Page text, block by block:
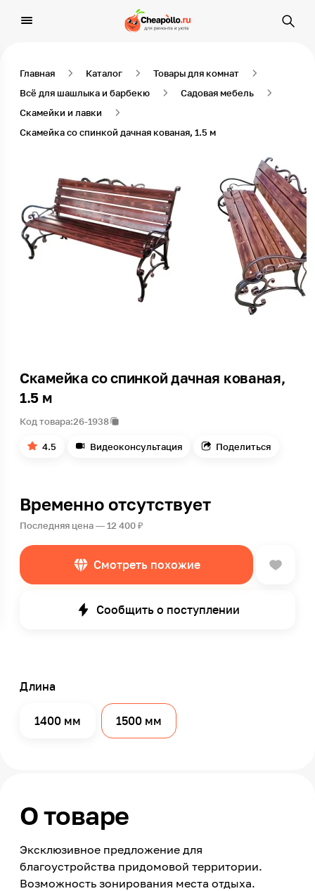
Главная Каталог
Товары для комнат
Всё для шашлыка и барбекю
Садовая мебель
Скамейки и лавки
Скамейка со спинкой дачная кованая, 1.5 м
Скамейка со спинкой дачная кованая,
1.5 м
Код товара:26-1938
4.5 Видеоконсультация Поделиться
Временно отсутствует
Последняя цена — 12 400 ₽
Смотреть похожие
Сообщить о поступлении
Длина
1400 мм 1500 мм
О товаре
Эксклюзивное предложение для
благоустройства придомовой территории.
Возможность зонирования места отдыха.